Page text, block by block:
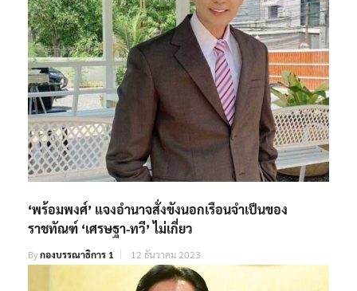
‘พร้อมพงศ์’ แจงอำนาจสั่งขังนอกเรือนจำเป็นของ
ราชทัณฑ์ ‘เศรษฐา-ทวี’ ไม่เกี่ยว
Byกองบรรณาธิการ 1 12 ธันวาคม 2023